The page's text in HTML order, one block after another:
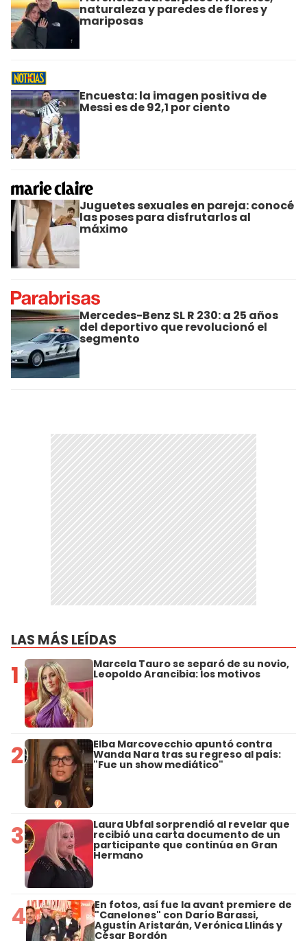
naturaleza y paredes de flores y
mariposas
Encuesta: la imagen positiva de
Messi es de 92,1 por ciento
Juguetes sexuales en pareja: conocé
las poses para disfrutarlos al
máximo
Mercedes-Benz SL R 230: a 25 años
del deportivo que revolucionó el
segmento
LAS MÁS LEÍDAS
1 Marcela Tauro se separó de su novio,
Leopoldo Arancibia: los motivos
2 Elba Marcovecchio apuntó contra
Wanda Nara tras su regreso al país:
"Fue un show mediático"
3 Laura Ubfal sorprendió al revelar que
recibió una carta documento de un
participante que continúa en Gran
Hermano
4 En fotos, así fue la avant premiere de
"Canelones" con Darío Barassi,
Agustín Aristarán, Verónica Llinás y
César Bordón